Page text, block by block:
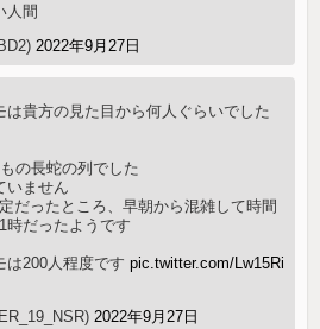
人間
2022年9月27日
は貴方の見た目から何人ぐらいでした
の長蛇の列でした
いません
だったところ、早朝から混雑して時間
時だったようです
は200人程度ですpic.twitter.com/Lw15Ri
2022年9月27日